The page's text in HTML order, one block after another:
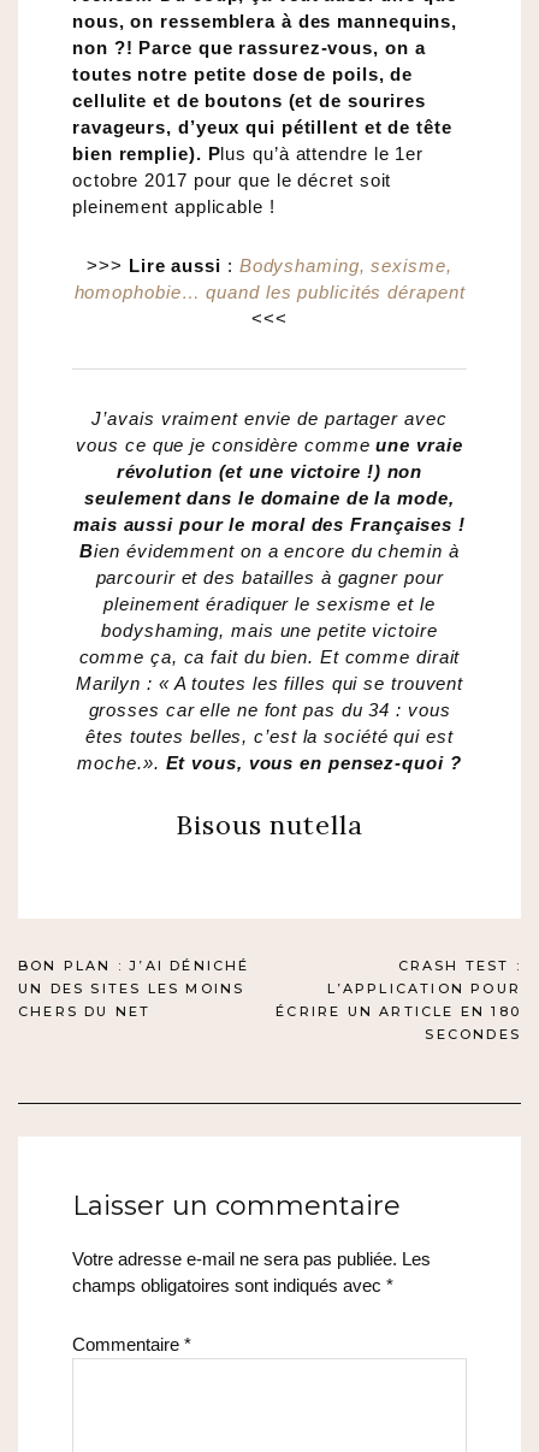
nous, on ressemblera à des mannequins,
non ?! Parce que rassurez-vous, on a
toutes notre petite dose de poils, de
cellulite et de boutons (et de sourires
ravageurs, d’yeux qui pétillent et de tête
bien remplie). Plus qu’à attendre le 1er
octobre 2017 pour que le décret soit
pleinement applicable !
>>> Lire aussi : Bodyshaming, sexisme,
homophobie… quand les publicités dérapent
<<<
J’avais vraiment envie de partager avec
vous ce que je considère commeune vraie
révolution (et une victoire !) non
seulement dans le domaine de la mode,
mais aussi pour le moral des Françaises !
Bien évidemment on a encore du chemin à
parcourir et des batailles à gagner pour
pleinement éradiquer le sexisme et le
bodyshaming, mais une petite victoire
comme ça, ca fait du bien. Et comme dirait
Marilyn : « A toutes les filles qui se trouvent
grosses car elle ne font pas du 34 : vous
êtes toutes belles, c’est la société qui est
moche.». Et vous, vous en pensez-quoi ?
Bisous nutella
NAVIGATION
DE
BON PLAN : J’AI DÉNICHÉ
UN DES SITES LES MOINS
CHERS DU NET
CRASH TEST :
L’APPLICATION POUR
ÉCRIRE UN ARTICLE EN 180
SECONDES
Laisser un commentaire
Votre adresse e-mail ne sera pas publiée. Les
champs obligatoires sont indiqués avec *
Commentaire *